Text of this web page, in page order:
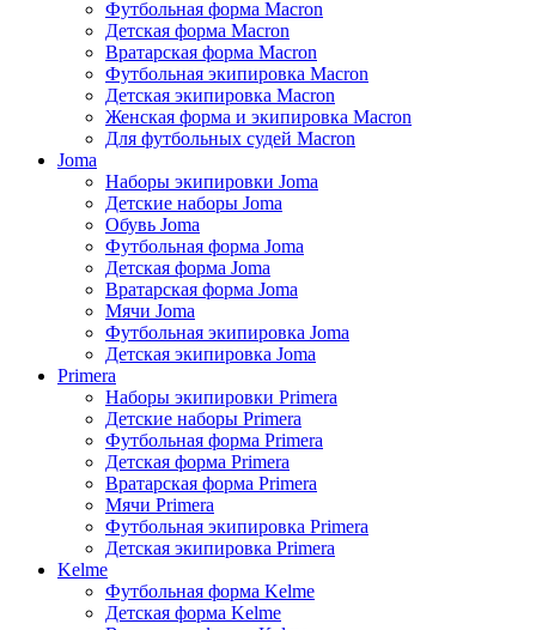
Футбольная форма Macron
Детская форма Macron
Вратарская форма Macron
Футбольная экипировка Macron
Детская экипировка Macron
Женская форма и экипировка Macron
Для футбольных судей Macron
Joma
Наборы экипировки Joma
Детские наборы Joma
Обувь Joma
Футбольная форма Joma
Детская форма Joma
Вратарская форма Joma
Мячи Joma
Футбольная экипировка Joma
Детская экипировка Joma
Primera
Наборы экипировки Primera
Детские наборы Primera
Футбольная форма Primera
Детская форма Primera
Вратарская форма Primera
Мячи Primera
Футбольная экипировка Primera
Детская экипировка Primera
Kelme
Футбольная форма Kelme
Детская форма Kelme